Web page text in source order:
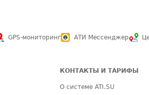
GPS-мониторинг АТИ Мессенджер
КОНТАКТЫ И ТАРИФЫ
О системе ATI.SU